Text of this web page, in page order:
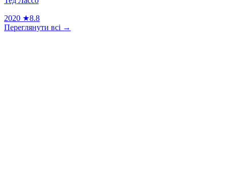
2020 ★8.8
Переглянути всі →